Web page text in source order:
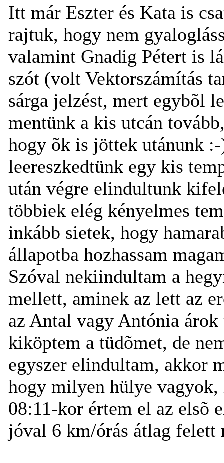
Itt már Eszter és Kata is
rajtuk, hogy nem
valamint Gnadig Pétert is
szót (volt Vektorszámítás
sárga jelzést, mert egybõl
mentünk a kis utcán
hogy õk is jöttek utánunk
leereszkedtünk egy kis
után végre elindultunk
többiek elég kényelmes
inkább sietek, hogy
állapotba hozhassam
Szóval nekiindultam a
mellett, aminek az lett az
az Antal vagy Antónia
kiköptem a tüdõmet, de
egyszer elindultam, akkor
hogy milyen hülye
08:11-kor értem el az elsõ
jóval 6 km/órás átlag felett